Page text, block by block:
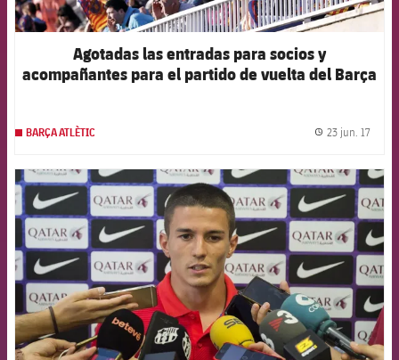
Agotadas las entradas para socios y
acompañantes para el partido de vuelta del Barça
BARÇA ATLÈTIC 23 jun. 17
FCB Barcelona badge